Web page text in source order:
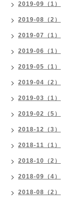
2019-09（1）
2019-08（2）
2019-07（1）
2019-06（1）
2019-05（1）
2019-04（2）
2019-03（1）
2019-02（5）
2018-12（3）
2018-11（1）
2018-10（2）
2018-09（4）
2018-08（2）